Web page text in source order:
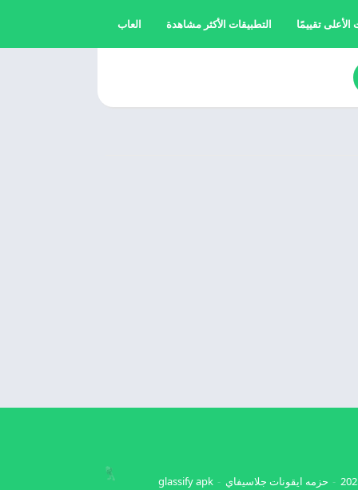
الأعلى تقييمًا التطبيقات الأكثر مشاهدة العاب
حزمه ايقونات جلاسيفاي
glassify apk